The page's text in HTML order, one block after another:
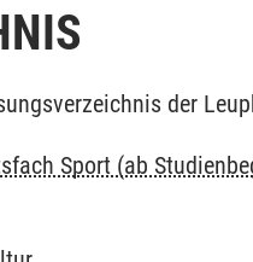
der
Sport (ab